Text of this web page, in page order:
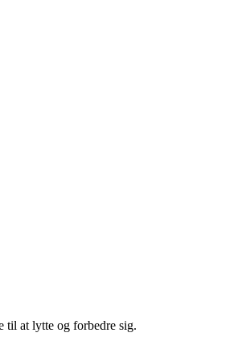
til at lytte og forbedre sig.